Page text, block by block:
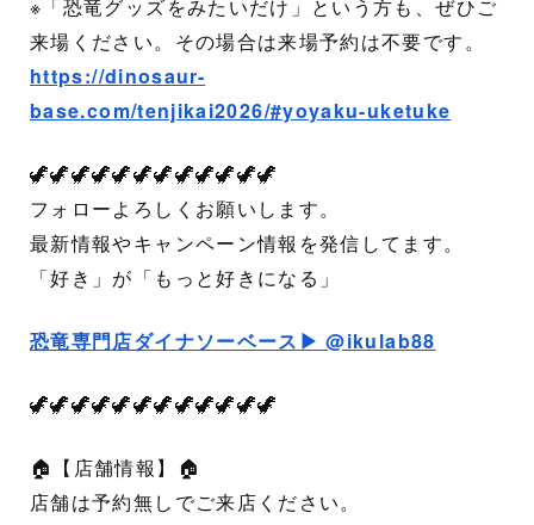
※「恐竜グッズをみたいだけ」という方も、ぜひご
来場ください。その場合は来場予約は不要です。
https://dinosaur-
base.com/tenjikai2026/#yoyaku-uketuke
🦖🦖🦖🦖🦖🦖🦖🦖🦖🦖🦖🦖
フォローよろしくお願いします。
最新情報やキャンペーン情報を発信してます。
「好き」が「もっと好きになる」
恐竜専門店ダイナソーベース▶︎ @ikulab88
🦖🦖🦖🦖🦖🦖🦖🦖🦖🦖🦖🦖
🏠【店舗情報】🏠
店舗は予約無しでご来店ください。